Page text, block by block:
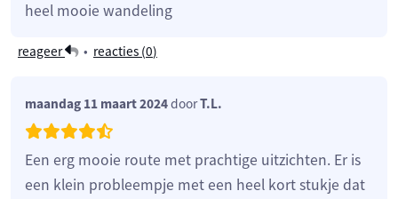
heel mooie wandeling
reageer • reacties (0)
maandag 11 maart 2024doorT.L.
Een erg mooie route met prachtige uitzichten. Er is
een klein probleempje met een heel kort stukje dat